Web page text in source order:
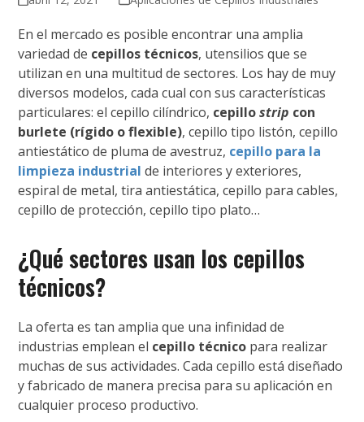
En el mercado es posible encontrar una amplia
variedad de cepillos técnicos, utensilios que se
utilizan en una multitud de sectores. Los hay de muy
diversos modelos, cada cual con sus características
particulares: el cepillo cilíndrico, cepillostrip con
burlete (rígido o flexible), cepillo tipo listón, cepillo
antiestático de pluma de avestruz, cepillo para la
limpieza industrial de interiores y exteriores,
espiral de metal, tira antiestática, cepillo para cables,
cepillo de protección, cepillo tipo plato…
¿Qué sectores usan los cepillos
técnicos?
La oferta es tan amplia que una infinidad de
industrias emplean el cepillo técnico para realizar
muchas de sus actividades. Cada cepillo está diseñado
y fabricado de manera precisa para su aplicación en
cualquier proceso productivo.